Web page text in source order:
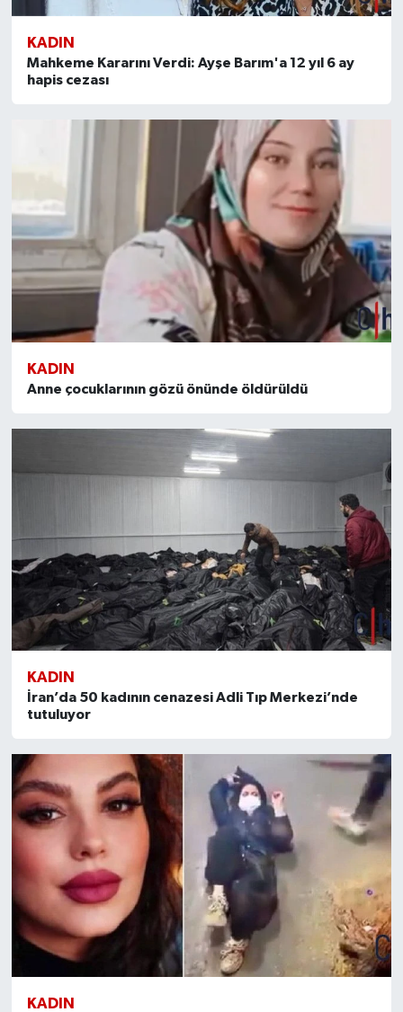
KADIN
Mahkeme Kararını Verdi: Ayşe Barım'a 12 yıl 6 ay
hapis cezası
KADIN
Anne çocuklarının gözü önünde öldürüldü
KADIN
İran’da 50 kadının cenazesi Adli Tıp Merkezi’nde
tutuluyor
KADIN